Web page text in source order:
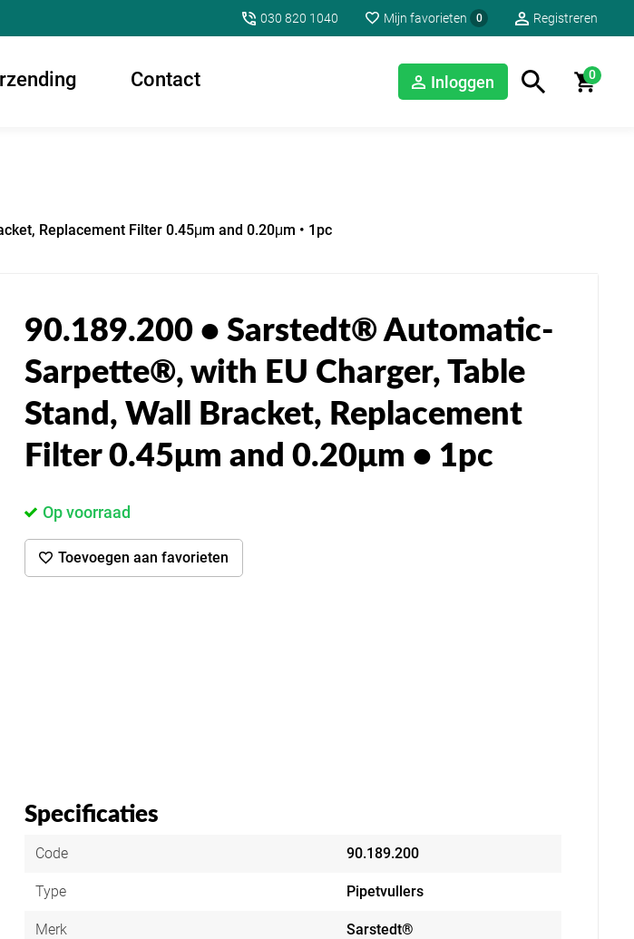
030 820 1040 Mijn favorieten 0 Registreren
Contact Inloggen 0
Replacement Filter 0.45μm and 0.20μm • 1pc
90.189.200 • Sarstedt® Automatic-
Sarpette®, with EU Charger, Table
Stand, Wall Bracket, Replacement
Filter 0.45μm and 0.20μm • 1pc
Op voorraad
Toevoegen aan favorieten
Specificaties
Code 90.189.200
Type Pipetvullers
Merk Sarstedt®